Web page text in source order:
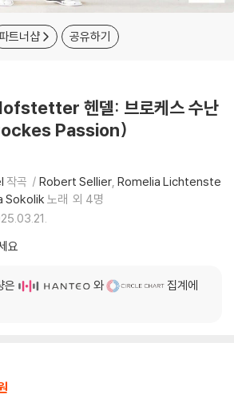
트너샵 공유하기
헨델: 브로케스 수난
Passion)
작곡 Robert Sellier Romelia Lichtenste
Sokolik노래 외 4명
요
은 와
집계에